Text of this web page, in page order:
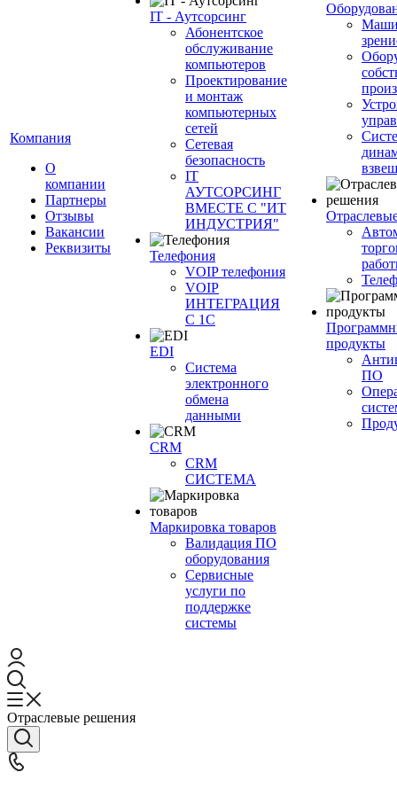
Компания
О
компании
Партнеры
Отзывы
Вакансии
Реквизиты
IT - Аутсорсинг
Абонентское
обслуживание
компьютеров
Проектирование
и монтаж
компьютерных
сетей
Сетевая
безопасность
IT
АУТСОРСИНГ
ВМЕСТЕ С "ИТ
ИНДУСТРИЯ"
Телефония
VOIP телефония
VOIP
ИНТЕГРАЦИЯ
С 1С
EDI
Система
электронного
обмена
данными
CRM
CRM
СИСТЕМА
Маркировка товаров
Валидация ПО
оборудования
Сервисные
услуги по
поддержке
системы
продукты
ПО
Отраслевые решения